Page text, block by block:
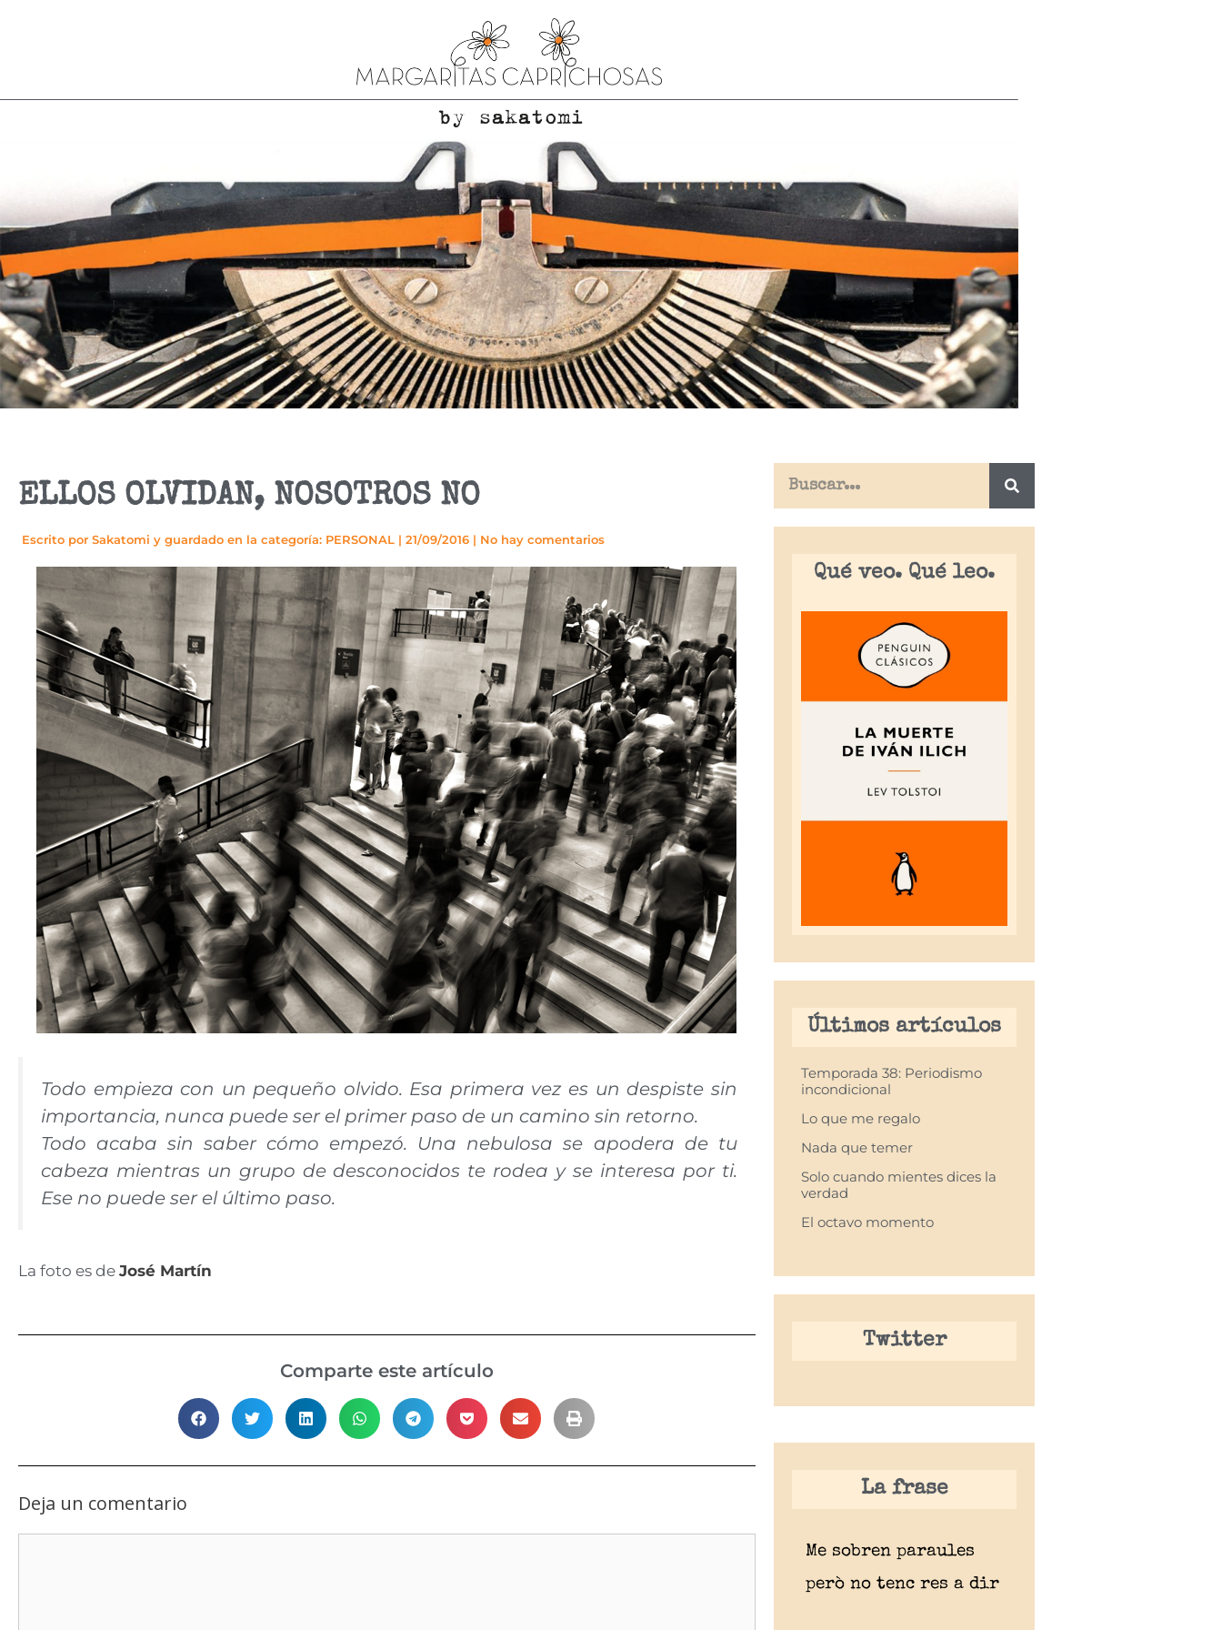
ELLOS OLVIDAN, NOSOTROS NO
Escrito por Sakatomi y guardado en la categoría: PERSONAL | 21/09/2016 | No hay comentarios
Todo empieza con un pequeño olvido. Esa primera vez es un despiste sin
importancia, nunca puede ser el primer paso de un camino sin retorno.
Todo acaba sin saber cómo empezó. Una nebulosa se apodera de tu
cabeza mientras un grupo de desconocidos te rodea y se interesa por ti.
Ese no puede ser el último paso.
La foto es de José Martín
Comparte este artículo
Deja un comentario
Qué veo. Qué leo.
Últimos artículos
Temporada 38: Periodismo
incondicional
Lo que me regalo
Nada que temer
Solo cuando mientes dices la
verdad
El octavo momento
Twitter
La frase
Me sobren paraules
però no tenc res a dir